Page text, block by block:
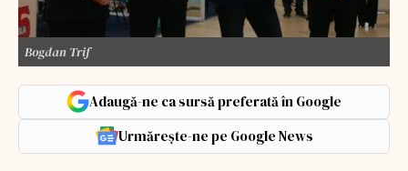
Bogdan Trif
Adaugă-ne ca sursă preferată în Google
Urmărește-ne pe Google News